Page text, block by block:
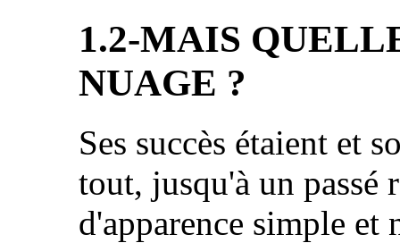
1.2-MAIS
NUAGE ?
Ses succès étaient et
tout, jusqu'à un passé
d'apparence simple et